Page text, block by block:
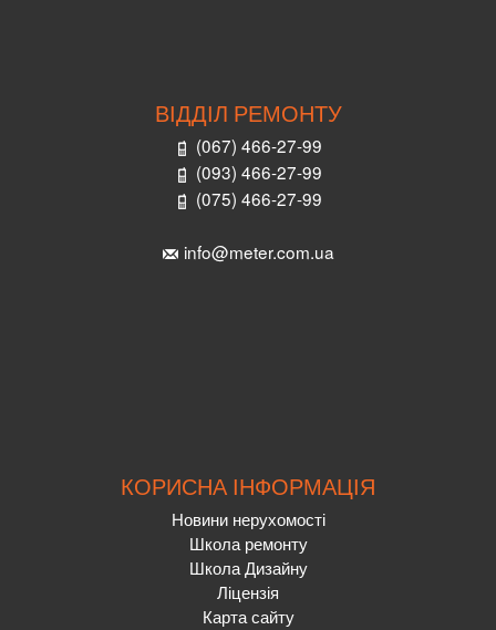
ВІДДІЛ РЕМОНТУ
(067) 466-27-99
(093) 466-27-99
(075) 466-27-99
info@meter.com.ua
КОРИСНА ІНФОРМАЦІЯ
Новини нерухомості
Школа ремонту
Школа Дизайну
Ліцензія
Карта сайту